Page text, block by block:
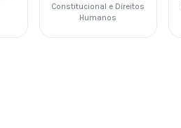
Constitucional e Direitos
Humanos